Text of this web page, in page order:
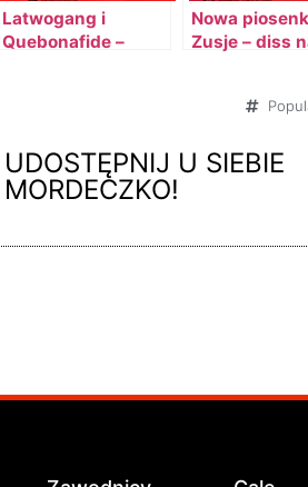
Latwogang i
Quebonafide –
Nowa
Zusje – diss
UDOSTĘPNIJ U SIEBIE
MORDECZKO!